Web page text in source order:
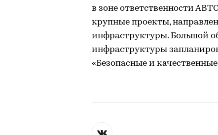
в зоне ответственности
крупные проекты,
инфраструктуры. Большой
инфраструктуры
«Безопасные и